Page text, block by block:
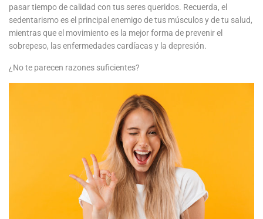
pasar tiempo de calidad con tus seres queridos. Recuerda, el
sedentarismo es el principal enemigo de tus músculos y de tu salud,
mientras que el movimiento es la mejor forma de prevenir el
sobrepeso, las enfermedades cardíacas y la depresión.
¿No te parecen razones suficientes?